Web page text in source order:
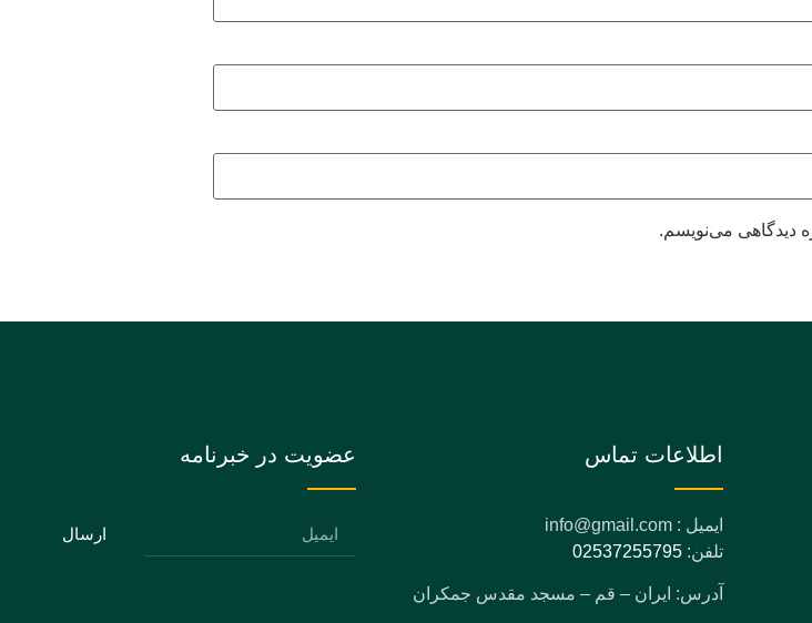
دیدگاهی می‌نویسم.
اطلاعات تماس
ایمیل : info@gmail.com
تلفن: 02537255795
آدرس: ایران – قم – مسجد مقدس جمکران
عضویت در خبرنامه
ارسال